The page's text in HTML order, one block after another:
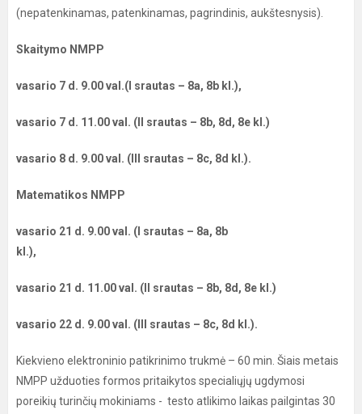
(nepatenkinamas, patenkinamas, pagrindinis, aukštesnysis).
Skaitymo NMPP
vasario 7 d. 9.00 val.(I srautas – 8a, 8b kl.),
vasario 7 d. 11.00 val. (II srautas – 8b, 8d, 8e kl.)
vasario 8 d. 9.00 val. (III srautas – 8c, 8d kl.).
Matematikos NMPP
vasario 21 d. 9.00 val. (I srautas – 8a, 8b
kl.),
vasario 21 d. 11.00 val. (II srautas – 8b, 8d, 8e kl.)
vasario 22 d. 9.00 val. (III srautas – 8c, 8d kl.).
Kiekvieno elektroninio patikrinimo trukmė – 60 min. Šiais metais
NMPP užduoties formos pritaikytos specialiųjų ugdymosi
poreikių turinčių mokiniams - testo atlikimo laikas pailgintas 30